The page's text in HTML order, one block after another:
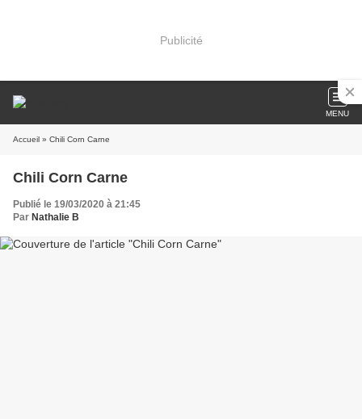
Publicité
MENU
Accueil » Chili Corn Carne
Chili Corn Carne
Publié le 19/03/2020 à 21:45
Par Nathalie B